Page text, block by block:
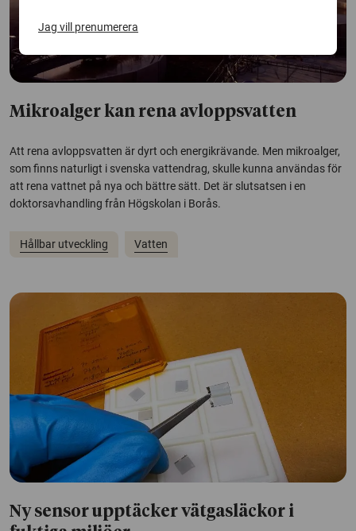
Mikroalger kan rena avloppsvatten
Att rena avloppsvatten är dyrt och energikrävande. Men mikroalger,
som finns naturligt i svenska vattendrag, skulle kunna användas för
att rena vattnet på nya och bättre sätt. Det är slutsatsen i en
doktorsavhandling från Högskolan i Borås.
Hållbar utveckling Vatten
Ny sensor upptäcker vätgasläckor i
Jag vill prenumerera